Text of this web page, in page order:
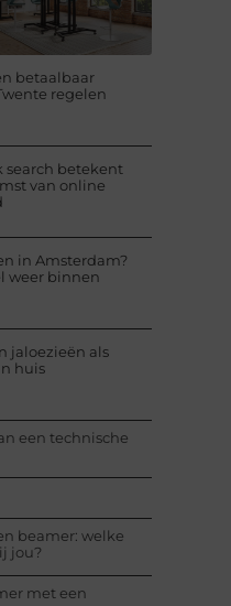
betaalbaar
regelen
search betekent
van online
in Amsterdam?
weer binnen
jaloezieën als
huis
een technische
beamer: welke
jou?
met een